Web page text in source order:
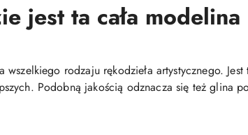
jest ta cała
rodzaju rękodzieła artystycznego.
Podobną jakością odznacza się też glina